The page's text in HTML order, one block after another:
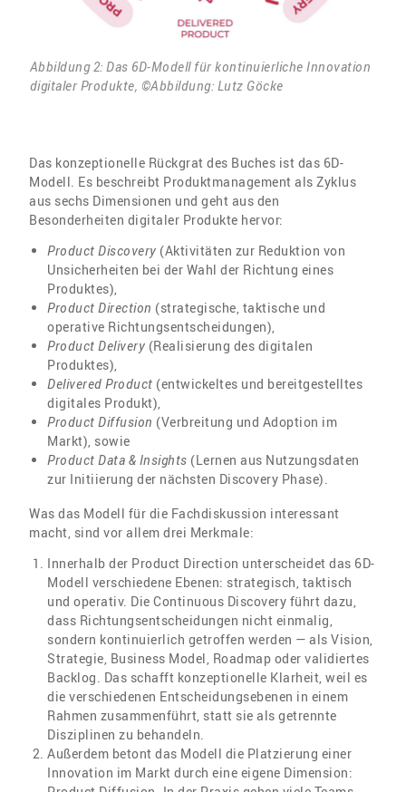
Abbildung 2: Das 6D-Modell für kontinuierliche Innovation
digitaler Produkte, ©Abbildung: Lutz Göcke
Das konzeptionelle Rückgrat des Buches ist das 6D-
Modell. Es beschreibt Produktmanagement als Zyklus
aus sechs Dimensionen und geht aus den
Besonderheiten digitaler Produkte hervor:
Product Discovery (Aktivitäten zur Reduktion von
Unsicherheiten bei der Wahl der Richtung eines
Produktes),
Product Direction (strategische, taktische und
operative Richtungsentscheidungen),
Product Delivery (Realisierung des digitalen
Produktes),
Delivered Product (entwickeltes und bereitgestelltes
digitales Produkt),
Product Diffusion (Verbreitung und Adoption im
Markt), sowie
Product Data & Insights (Lernen aus Nutzungsdaten
zur Initiierung der nächsten Discovery Phase).
Was das Modell für die Fachdiskussion interessant
macht, sind vor allem drei Merkmale:
Innerhalb der Product Direction unterscheidet das 6D-
Modell verschiedene Ebenen: strategisch, taktisch
und operativ. Die Continuous Discovery führt dazu,
dass Richtungsentscheidungen nicht einmalig,
sondern kontinuierlich getroffen werden — als Vision,
Strategie, Business Model, Roadmap oder validiertes
Backlog. Das schafft konzeptionelle Klarheit, weil es
die verschiedenen Entscheidungsebenen in einem
Rahmen zusammenführt, statt sie als getrennte
Disziplinen zu behandeln.
Außerdem betont das Modell die Platzierung einer
Innovation im Markt durch eine eigene Dimension: